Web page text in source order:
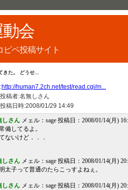
会
ピペ投稿サイト
た。 どうせ...
http://human7.2ch.net/test/read.cgi/m...
稿者:名無しさん
稿日時:2008/01/29 14:49
しさん メェル：sage 投稿日：2008/01/14(月)
備してるよ。
ないけど．．．
しさん メェル：sage 投稿日：2008/01/14(月)
太子って普通のたらこっすよねぇ。
しさん メェル：sage 投稿日：2008/01/14(月)